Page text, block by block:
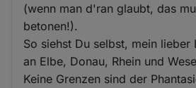
(wenn man d'ran glaubt, das
betonen!).
So siehst Du selbst, mein lieber
an Elbe, Donau, Rhein und
Keine Grenzen sind der